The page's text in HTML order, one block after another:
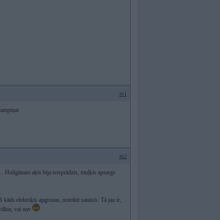
#11
#12
Huligānam aķis bija nosprādzis, muļķis apsargs
elektriķis apgrozas, noteikti sataisīs. Tā jau ir,
vai nav